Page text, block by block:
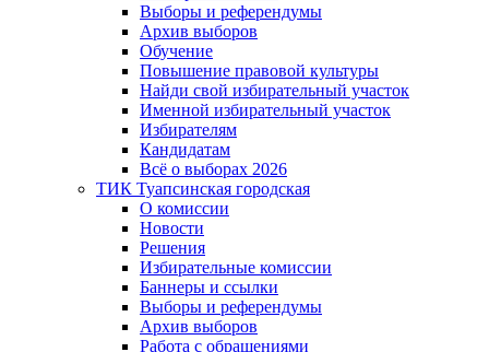
Выборы и референдумы
Архив выборов
Обучение
Повышение правовой культуры
Найди свой избирательный участок
Именной избирательный участок
Избирателям
Кандидатам
Всё о выборах 2026
ТИК Туапсинская городская
О комиссии
Новости
Решения
Избирательные комиссии
Баннеры и ссылки
Выборы и референдумы
Архив выборов
Работа с обращениями